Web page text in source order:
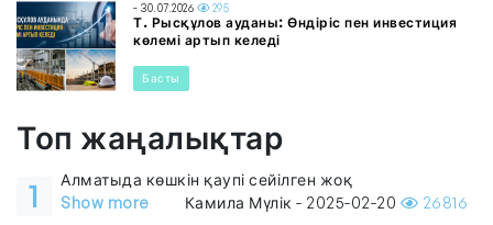
- 30.07.2026 295
Т. Рысқұлов ауданы: Өндіріс пен инвестиция
көлемі артып келеді
Басты
Топ жаңалықтар
1
Алматыда көшкін қаупі сейілген жоқ
Show more
Камила Мүлік - 2025-02-20 26816